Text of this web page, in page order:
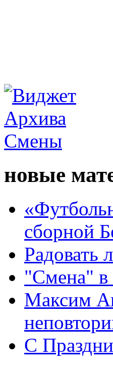
новые
сборной
Радовать
"Смена" в
Максим
С